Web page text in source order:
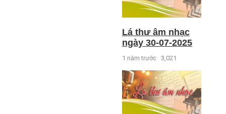
Lá thư âm nhạc
ngày 30-07-2025
1 năm trước 3,021